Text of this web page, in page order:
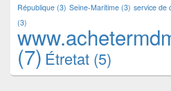
République (3) Seine-Maritime (3) service de
(3)
(7)Étretat (5)